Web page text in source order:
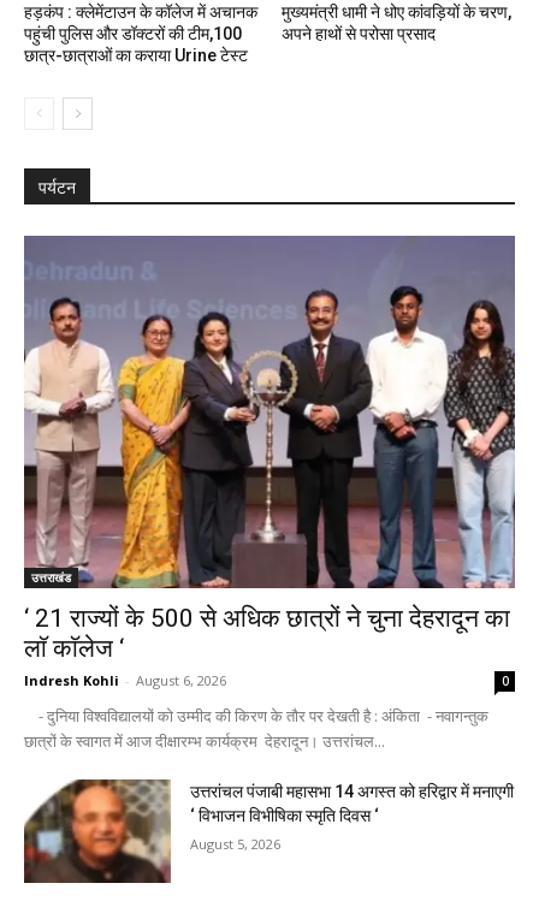
हड़कंप : क्लेमेंटाउन के कॉलेज में अचानक
पहुंची पुलिस और डॉक्टरों की टीम,100
छात्र-छात्राओं का कराया Urine टेस्ट
मुख्यमंत्री धामी ने धोए कांवड़ियों के चरण,
अपने हाथों से परोसा प्रसाद
पर्यटन
उत्तराखंड
‘ 21 राज्यों के 500 से अधिक छात्रों ने चुना देहरादून का
लाॅ काॅलेज ‘
Indresh Kohli - August 6, 2026 0
- दुनिया विश्वविद्यालयों को उम्मीद की किरण के तौर पर देखती है : अंकिता - नवागन्तुक
छात्रों के स्वागत में आज दीक्षारम्भ कार्यक्रम देहरादून। उत्तरांचल...
उत्तरांचल पंजाबी महासभा 14 अगस्त को हरिद्वार में मनाएगी
‘ विभाजन विभीषिका स्मृति दिवस ‘
August 5, 2026